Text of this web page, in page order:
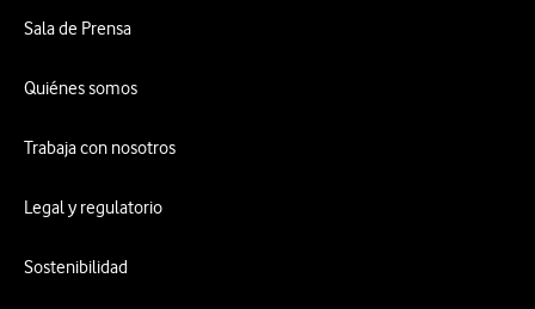
Sala de Prensa
Quiénes somos
Trabaja con nosotros
Legal y regulatorio
Sostenibilidad